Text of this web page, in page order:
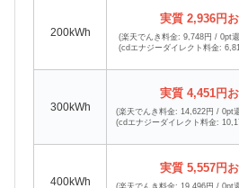
200kWh
実質 2,936円
(楽天でんき料金: 9,748円 / 0pt
(cdエナジーダイレクト料金:
300kWh
実質 4,451円
(楽天でんき料金: 14,622円 / 0pt
(cdエナジーダイレクト料金:
400kWh
実質 5,557円